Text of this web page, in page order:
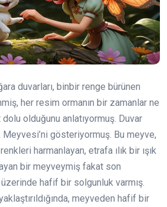
duvarları, binbir renge bürünen
her resim ormanın bir zamanlar ne
olduğunu anlatıyormuş. Duvar
gösteriyormuş. Bu meyve,
harmanlayan, etrafa ılık bir ışık
bir meyveymiş fakat son
hafif bir solgunluk varmış.
meyveden hafif bir